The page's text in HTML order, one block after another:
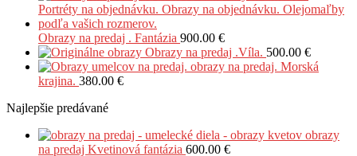
Obrazy na predaj . Fantázia 900.00 €
Obrazy na predaj .Víla. 500.00 €
obrazy na predaj. Morská
krajina. 380.00 €
Najlepšie predávané
obrazy
na predaj Kvetinová fantázia 600.00 €